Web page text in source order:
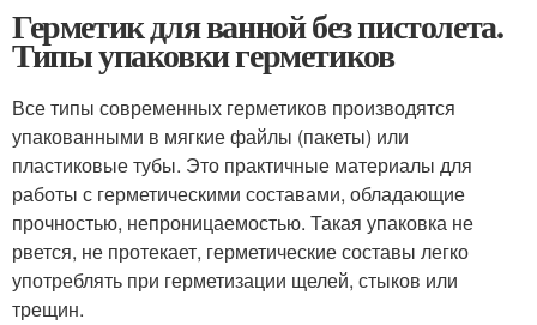
Герметик для ванной без пистолета.
Типы упаковки герметиков
Все типы современных герметиков производятся
упакованными в мягкие файлы (пакеты) или
пластиковые тубы. Это практичные материалы для
работы с герметическими составами, обладающие
прочностью, непроницаемостью. Такая упаковка не
рвется, не протекает, герметические составы легко
употреблять при герметизации щелей, стыков или
трещин.